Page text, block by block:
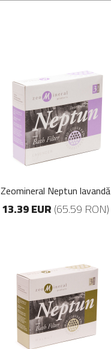
Zeomineral Neptun lavandă
13.39 EUR(65.59 RON)